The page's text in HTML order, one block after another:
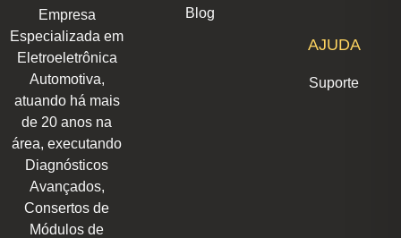
Empresa
Especializada em
Eletroeletrônica
Automotiva,
atuando há mais
de 20 anos na
área, executando
Diagnósticos
Avançados,
Consertos de
Módulos de
Blog
AJUDA
Suporte